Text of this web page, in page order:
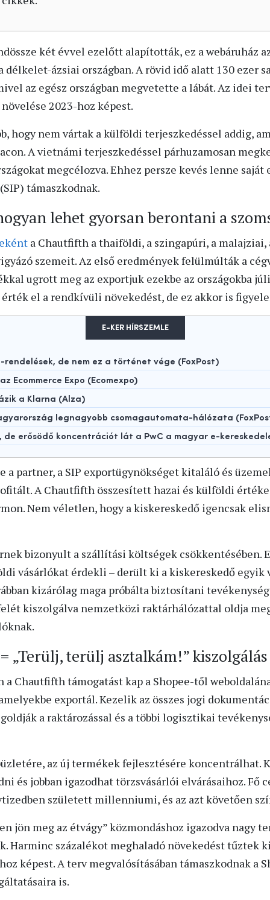
két évvel ezelőtt alapították, ez a webáruház
délkelet-ázsiai országban. A rövid idő alatt 130 ezer
az egész országban megvetette a lábát. Az idei
2023-hoz képest.
hogy nem vártak a külföldi terjeszkedéssel addig,
A vietnámi terjeszkedéssel párhuzamosan
megcélozva. Ehhez persze kevés lenne saját
támaszkodnak.
lehet gyorsan berontani a
a Chautfifth a thaiföldi, a szingapúri, a malajziai,
szemeit. Az első eredmények felülmúlták a
ugrott meg az exportjuk ezekbe az országokba
érték el a rendkívüli növekedést, de ez akkor is
E-KER HÍRSZEMLE
de nem ez a történet vége (FoxPost)
Ecommerce Expo (Ecomexpo)
a Klarna (Alza)
legnagyobb csomagautomata-hálózata
erősödő koncentrációt lát a PwC a magyar e-
a partner, a SIP exportügynökséget kitaláló és
A Chautfifth összesített hazai és külföldi
Nem véletlen, hogy a kiskereskedő igencsak
bizonyult a szállítási költségek csökkentésében.
vásárlókat érdekli – derült ki a kiskereskedő egyik
kizárólag maga próbálta biztosítani
kiszolgálva nemzetközi raktárhálózattal oldja
„Terülj, terülj asztalkám!” kiszolgálás
a Chautfifth támogatást kap a Shopee-től
exportál. Kezelik az összes jogi
a raktározással és a többi logisztikai
az új termékek fejlesztésére koncentrálhat.
és jobban igazodhat törzsvásárlói elvárásaihoz. Fő
született millenniumi, és az azt követően
jön meg az étvágy” közmondáshoz igazodva nagy
Harminc százalékot meghaladó növekedést tűztek
képest. A terv megvalósításában támaszkodnak a
is.